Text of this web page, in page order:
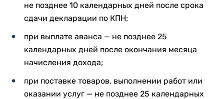
не позднее 10 календарных дней после срока
сдачи декларации по КПН;
при выплате аванса — не позднее 25
календарных дней после окончания месяца
начисления дохода;
при поставке товаров, выполнении работ или
оказании услуг — не позднее 25 календарных